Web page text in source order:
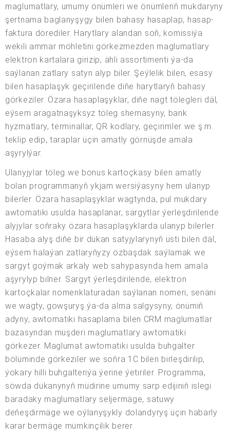
maglumatlary, umumy önümleri we önümleriň mukdaryny
şertnama baglanyşygy bilen bahasy hasaplap, hasap-
faktura dörediler. Harytlary alandan soň, komissiýa
wekili ammar möhletini görkezmezden maglumatlary
elektron kartalara girizip, ähli assortimenti ýa-da
saýlanan zatlary satyn alyp biler. Şeýlelik bilen, esasy
bilen hasaplaşyk geçirilende diňe harytlaryň bahasy
görkeziler. Özara hasaplaşyklar, diňe nagt tölegleri däl,
eýsem aragatnaşyksyz töleg shemasyny, bank
hyzmatlary, terminallar, QR kodlary, geçirimler we ş.m.
teklip edip, taraplar üçin amatly görnüşde amala
aşyrylýar.
Ulanyjylar töleg we bonus kartoçkasy bilen amatly
bolan programmanyň ykjam wersiýasyny hem ulanyp
bilerler. Özara hasaplaşyklar wagtynda, pul mukdary
awtomatiki usulda hasaplanar, sargytlar ýerleşdirilende
alyjylar soňraky özara hasaplaşyklarda ulanyp bilerler.
Hasaba alyş diňe bir dükan satyjylarynyň üsti bilen däl,
eýsem halaýan zatlaryňyzy özbaşdak saýlamak we
sargyt goýmak arkaly web sahypasynda hem amala
aşyrylyp bilner. Sargyt ýerleşdirilende, elektron
kartoçkalar nomenklaturadan saýlanan nomeri, senäni
we wagty, gowşuryş ýa-da alma salgysyny, önümiň
adyny, awtomatiki hasaplama bilen CRM maglumatlar
bazasyndan müşderi maglumatlary awtomatiki
görkezer. Maglumat awtomatiki usulda buhgalter
bölüminde görkeziler we soňra 1C bilen birleşdirilip,
ýokary hilli buhgalteriýa ýerine ýetiriler. Programma,
söwda dükanynyň müdirine umumy sarp edijiniň islegi
baradaky maglumatlary seljermäge, satuwy
deňeşdirmäge we oýlanyşykly dolandyryş üçin habarly
karar bermäge mümkinçilik berer.